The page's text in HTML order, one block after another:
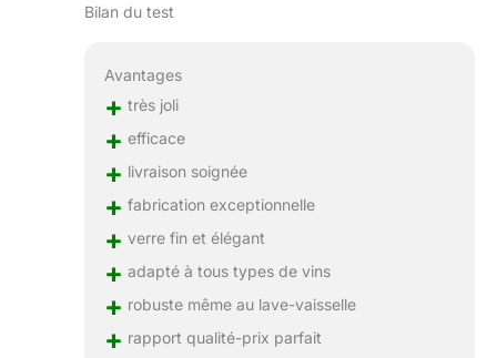
Bilan du test
Avantages
+ très joli
+ efficace
+ livraison soignée
+ fabrication exceptionnelle
+ verre fin et élégant
+ adapté à tous types de vins
+ robuste même au lave-vaisselle
+ rapport qualité-prix parfait